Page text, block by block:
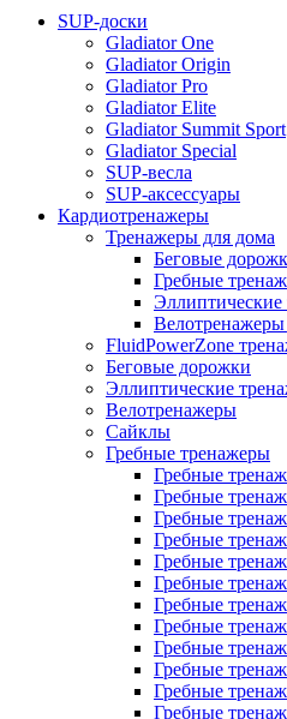
SUP-доски
Gladiator One
Gladiator Origin
Gladiator Pro
Gladiator Elite
Gladiator Summit Sport
Gladiator Special
SUP-весла
SUP-аксессуары
Кардиотренажеры
Тренажеры для дома
Беговые
Гребные
Велотренажеры
FluidPowerZone
Беговые дорожки
Эллиптические
Велотренажеры
Сайклы
Гребные тренажеры
Гребные
Гребные
Гребные
Гребные
Гребные
Гребные
Гребные
Гребные
Гребные
Гребные
Гребные
Гребные